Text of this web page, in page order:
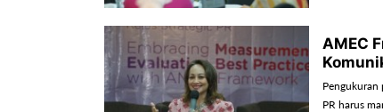
AMEC
Pengukuran
PR harus